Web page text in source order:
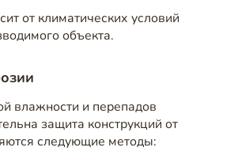
от климатических условий
объекта.
влажности и перепадов
защита конструкций от
следующие методы: